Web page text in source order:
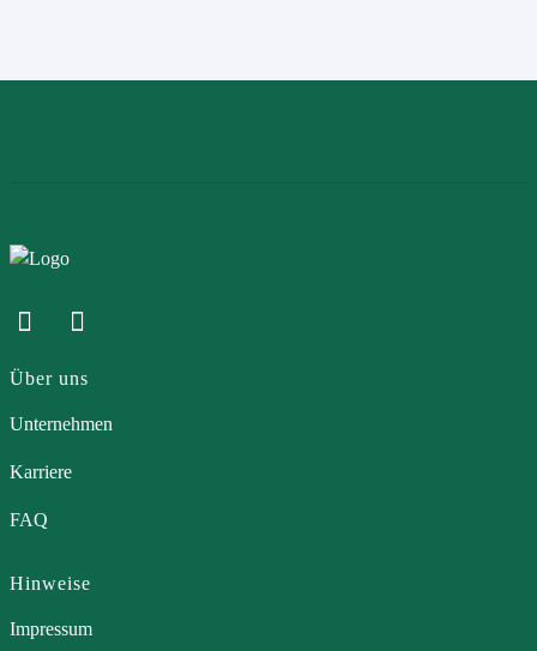
Über uns
Unternehmen
Karriere
FAQ
Hinweise
Impressum